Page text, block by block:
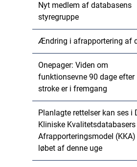
Nyt medlem af databasens
styregruppe
Ændring i afrapportering af
Onepager: Viden om
funktionsevne 90 dage efter
stroke er i fremgang
Planlagte rettelser kan ses i
Kliniske Kvalitetsdatabasers
Afrapporteringsmodel (KKA)
løbet af denne uge